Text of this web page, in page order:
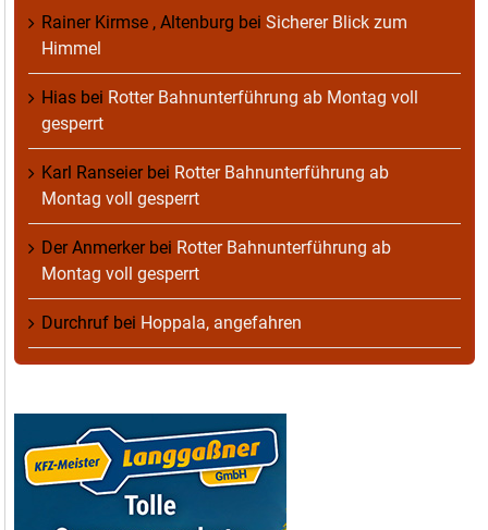
Rainer Kirmse , Altenburg bei Sicherer Blick zum
Himmel
Hias bei Rotter Bahnunterführung ab Montag voll
gesperrt
Karl Ranseierbei Rotter Bahnunterführung ab
Montag voll gesperrt
Der Anmerkerbei Rotter Bahnunterführung ab
Montag voll gesperrt
Durchruf bei Hoppala, angefahren